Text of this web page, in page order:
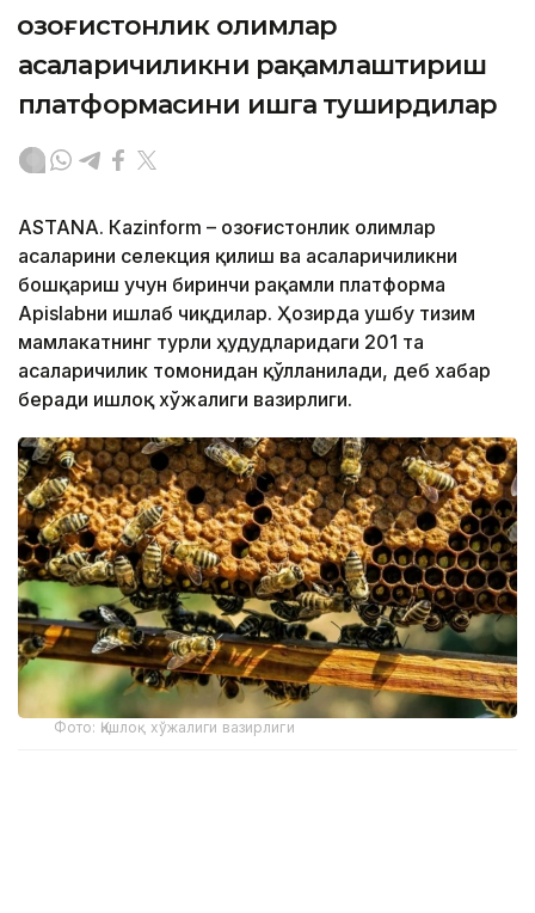
Қозоғистонлик олимлар
асаларичиликни рақамлаштириш
платформасини ишга туширдилар
ASTANА. Кazinform – Қозоғистонлик олимлар
асаларини селекция қилиш ва асаларичиликни
бошқариш учун биринчи рақамли платформа
Apislabни ишлаб чиқдилар. Ҳозирда ушбу тизим
мамлакатнинг турли ҳудудларидаги 201 та
асаларичилик томонидан қўлланилади, деб хабар
беради Қишлоқ хўжалиги вазирлиги.
Фото: Қишлоқ хўжалиги вазирлиги